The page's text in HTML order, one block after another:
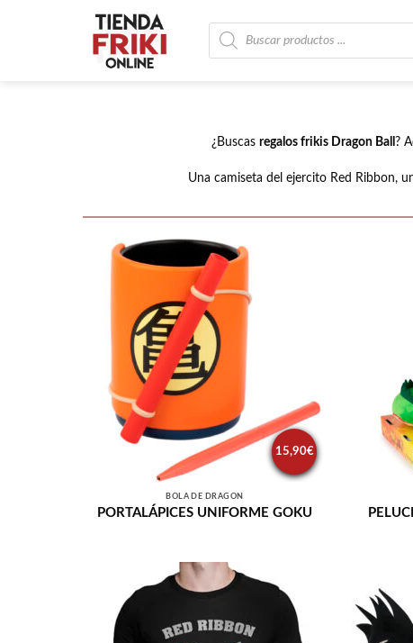
Búsqueda
de
productos
¿Buscas regalos frikis Dragon Ball ?
Una camiseta del ejercito Red Ribbon,
15,90€
BOLA DE DRAGÓN
PORTALÁPICES UNIFORME GOKU